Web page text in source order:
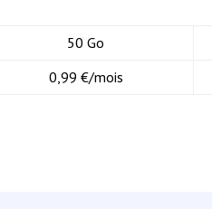
50 Go
0,99 €/mois